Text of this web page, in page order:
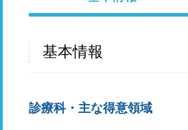
基本情報
診療科・主な得意領域